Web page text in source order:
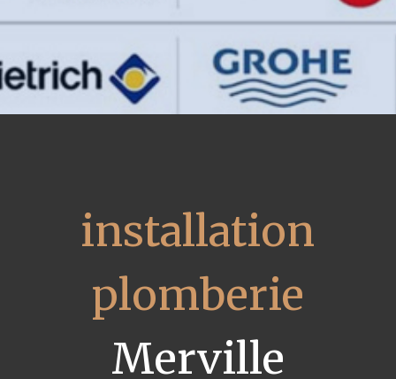
installation
plomberie
Merville